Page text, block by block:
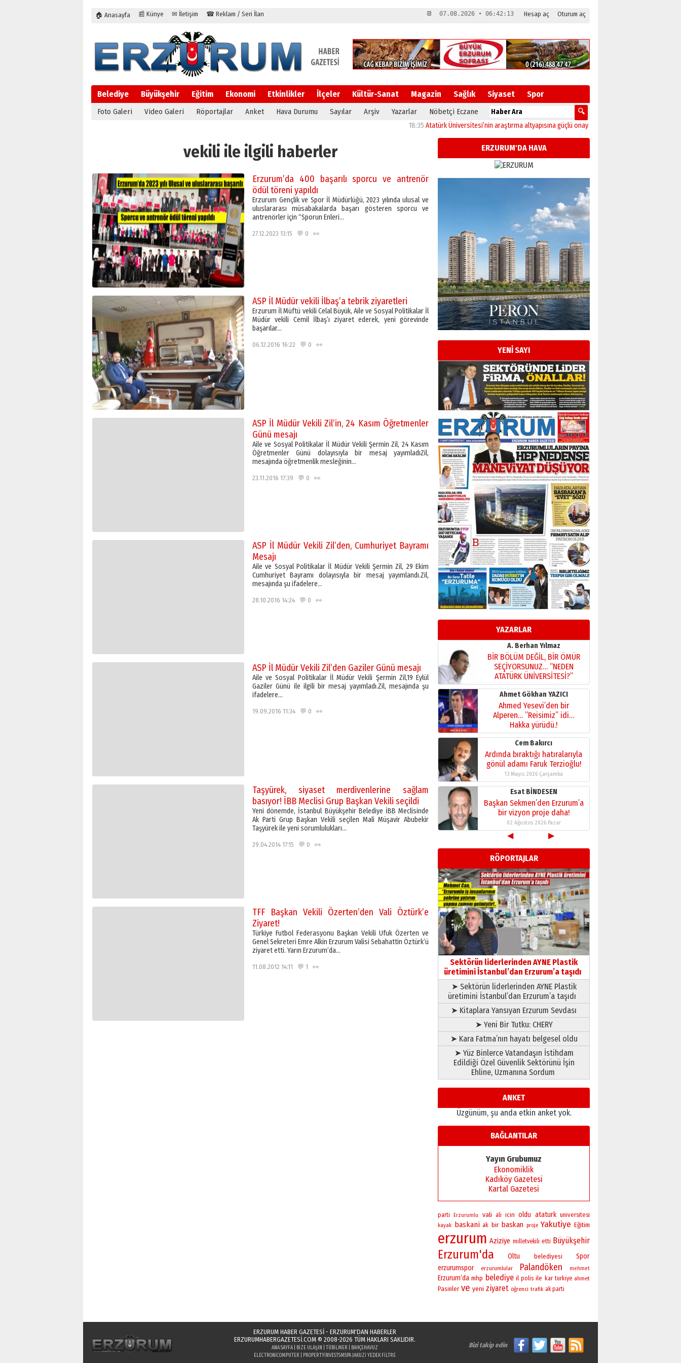
🏠 Anasayfa 📰 Künye ✉ İletişim ☎ Reklam / Seri İlan Hesap aç Oturum aç
📆 07.08.2026 • 06:42:14
Belediye Büyükşehir Eğitim Ekonomi Etkinlikler İlçeler Kültür-Sanat Magazin Sağlık Siyaset Spor
Foto Galeri Video Galeri Röportajlar Anket Hava Durumu Sayılar Arşiv Yazarlar Nöbetçi Eczane
Atatürk Üniversitesi’nin araştırma altyapısına güçlü onay 12:04Oltu’da festival coşkusu
vekili ile ilgili haberler
Erzurum’da 400 başarılı sporcu ve antrenör
ödül töreni yapıldı
Erzurum Gençlik ve Spor İl Müdürlüğü, 2023 yılında ulusal ve
uluslararası müsabakalarda başarı gösteren sporcu ve
antrenörler için “Sporun Enleri…
27.12.2023 13:15 💬 0 👀
ASP İl Müdür vekili İlbaş’a tebrik ziyaretleri
Erzurum İl Müftü vekili Celal Büyük, Aile ve Sosyal Politikalar İl
Müdür vekili Cemil İlbaş’ı ziyaret ederek, yeni görevinde
başarılar…
06.12.2016 16:22 💬 0 👀
ASP İl Müdür Vekili Zil’in, 24 Kasım Öğretmenler
Günü mesajı
Aile ve Sosyal Politikalar İl Müdür Vekili Şermin Zil, 24 Kasım
Öğretmenler Günü dolayısıyla bir mesaj yayımladıZil,
mesajında öğretmenlik mesleğinin…
23.11.2016 17:39 💬 0 👀
ASP İl Müdür Vekili Zil’den, Cumhuriyet Bayramı
Mesajı
Aile ve Sosyal Politikalar İl Müdür Vekili Şermin Zil, 29 Ekim
Cumhuriyet Bayramı dolayısıyla bir mesaj yayımlandı.Zil,
mesajında şu ifadelere…
28.10.2016 14:24 💬 0 👀
ASP İl Müdür Vekili Zil’den Gaziler Günü mesajı
Aile ve Sosyal Politikalar İl Müdür Vekili Şermin Zil,19 Eylül
Gaziler Günü ile ilgili bir mesaj yayımladı.Zil, mesajında şu
ifadelere…
19.09.2016 11:34 💬 0 👀
Taşyürek, siyaset merdivenlerine sağlam
basıyor! İBB Meclisi Grup Başkan Vekili seçildi
Yeni dönemde, İstanbul Büyükşehir Belediye İBB Meclisinde
Ak Parti Grup Başkan Vekili seçilen Mali Müşavir Abubekir
Taşyürek ile yeni sorumlulukları…
29.04.2014 17:15 💬 0 👀
TFF Başkan Vekili Özerten’den Vali Öztürk’e
Ziyaret!
Türkiye Futbol Federasyonu Başkan Vekili Ufuk Özerten ve
Genel Sekreteri Emre Alkin Erzurum Valisi Sebahattin Öztürk’ü
ziyaret etti. Yarın Erzurum’da…
11.08.2012 14:11 💬 1 👀
ERZURUM'DA HAVA
YENİ SAYI
YAZARLAR
Esat BİNDESEN
Başkan Sekmen’den Erzurum’a
bir vizyon proje daha!
02 Ağustos 2026 Pazar
Kadir SABUNCUOĞLU
Erzurumspor’un köşe taşları
29 Haziran 2026 Pazartesi
Kenan GÜLERCİ
Murat Şahsuvaroğlu ERKON’da
çıtayı yukarı taşırken,
yönetimdekiler aşağı
çekmemeli!
17 Şubat 2026 SalıOrhan BOZKURT
Bir fotoğraf, bir şehir, bir
gazeteci… Dizginler kimin
elinde?
A. Berhan Yılmaz
BİR BÖLÜM DEĞİL, BİR ÖMÜR
SEÇİYORSUNUZ… “NEDEN
ATATÜRK ÜNİVERSİTESİ?”
28 Temmuz 2026 Salı
Ahmet Gökhan YAZICI
Ahmed Yesevi’den bir
Alperen… ”Reisimiz” idi…
Hakka yürüdü.!
26 Mart 2026 Perşembe
Cem Bakırcı
Ardında bıraktığı hatıralarıyla
gönül adamı Faruk Terzioğlu!
13 Mayıs 2026 Çarşamba
Esat BİNDESEN
Başkan Sekmen’den Erzurum’a
bir vizyon proje daha!
02 Ağustos 2026 Pazar
Kadir SABUNCUOĞLU
Erzurumspor’un köşe taşları
29 Haziran 2026 Pazartesi
Kenan GÜLERCİ
Murat Şahsuvaroğlu ERKON’da
çıtayı yukarı taşırken,
yönetimdekiler aşağı
çekmemeli!
17 Şubat 2026 SalıOrhan BOZKURT
Bir fotoğraf, bir şehir, bir
gazeteci… Dizginler kimin
elinde?
31 Mart 2026 Salı
A. Berhan Yılmaz
BİR BÖLÜM DEĞİL, BİR ÖMÜR
SEÇİYORSUNUZ… “NEDEN
ATATÜRK ÜNİVERSİTESİ?”
28 Temmuz 2026 Salı
Ahmet Gökhan YAZICI
Ahmed Yesevi’den bir
Alperen… ”Reisimiz” idi…
Hakka yürüdü.!
26 Mart 2026 Perşembe
Ardında bıraktığı hatıralarıyla
13 Mayıs 2026 Çarşamba
Esat BİNDESEN
Başkan Sekmen’den Erzurum’a
bir vizyon proje daha!
02 Ağustos 2026 Pazar
◀ ▶
RÖPORTAJLAR
Sektörün liderlerinden AYNE Plastik
üretimini İstanbul’dan Erzurum’a taşıdı
➤ Sektörün liderlerinden AYNE Plastik
üretimini İstanbul’dan Erzurum’a taşıdı
➤ Kitaplara Yansıyan Erzurum Sevdası
➤ Yeni Bir Tutku: CHERY
➤ Kara Fatma’nın hayatı belgesel oldu
➤ Yüz Binlerce Vatandaşın İstihdam
Edildiği Özel Güvenlik Sektörünü İşin
Ehline, Uzmanına Sordum
ANKET
Üzgünüm, şu anda etkin anket yok.
BAĞLANTILAR
Yayın Grubumuz
Ekonomiklik
Kadıköy Gazetesi
Kartal Gazetesi
parti Erzurumlu vali ali icin oldu ataturk universitesi
kayak baskani ak bir baskan proje Yakutiye Eğitim
erzurum Aziziye milletvekili etti Büyükşehir
Erzurum'da Oltu belediyesi
Spor
erzurumspor
erzurumlular Palandöken mehmet
Erzurum’da mhp belediye il polis ile kar turkiye ahmet
Pasinler ve yeni ziyaret öğrenci trafik ak parti
ERZURUM HABER GAZETESİ - ERZURUM'DAN HABERLER
ERZURUMHABERGAZETESI.COM© 2008-2026 TÜM HAKLARI SAKLIDIR.
ANA SAYFA| BIZE ULAŞIN TÜBILMER
BAHÇEHAVUZ
ELECTRONICOMPUTER
PROPERTYINVESTSMSPA JAKUZI YEDEK FILTRE
Bizi takip edin